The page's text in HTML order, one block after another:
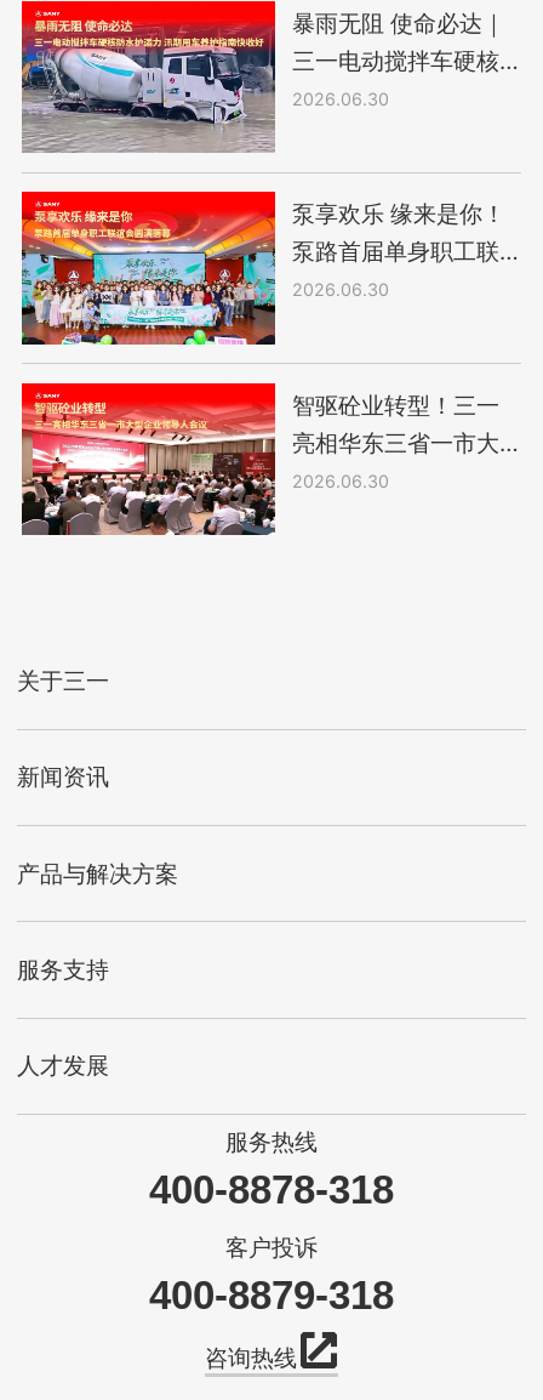
暴雨无阻 使命必达｜
三一电动搅拌车硬核
防水护运力 汛期用车
2026.06.30
泵享欢乐 缘来是你！
泵路首届单身职工联
谊会圆满落幕
2026.06.30
智驱砼业转型！三一
亮相华东三省一市大
型企业领导人会议
2026.06.30
关于三一
新闻资讯
产品与解决方案
服务支持
人才发展
服务热线
400-8878-318
客户投诉
400-8879-318
咨询热线